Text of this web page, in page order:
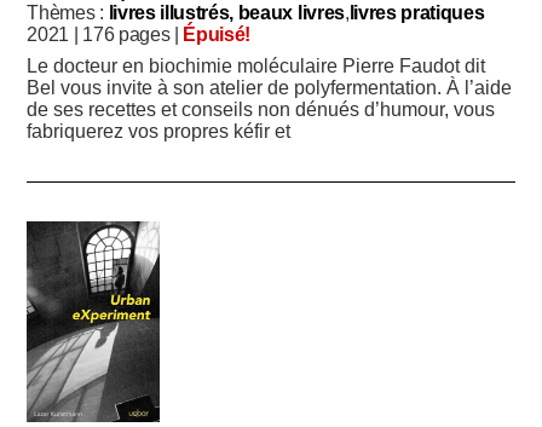
Thèmes : livres illustrés, beaux livres livres pratiques
2021 |
176 pages |
Épuisé!
Le docteur en biochimie moléculaire Pierre Faudot dit
Bel vous invite à son atelier de polyfermentation. À l’aide
de ses recettes et conseils non dénués d’humour, vous
fabriquerez vos propres kéfir et